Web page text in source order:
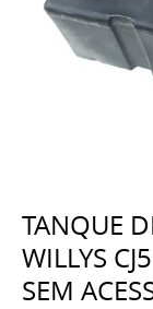
TANQUE
WILLYS
SEM